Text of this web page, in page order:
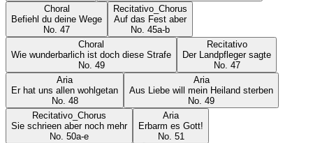
Choral
Befiehl du deine Wege
No. 47
Recitativo_Chorus
Auf das Fest aber
No. 45a-b
Choral
Wie wunderbarlich ist doch diese Strafe
No. 49
Recitativo
Der Landpfleger sagte
No. 47
Aria
Er hat uns allen wohlgetan
No. 48
Aria
Aus Liebe will mein Heiland sterben
No. 49
Recitativo_Chorus
Sie schrieen aber noch mehr
No. 50a-e
Aria
Erbarm es Gott!
No. 51